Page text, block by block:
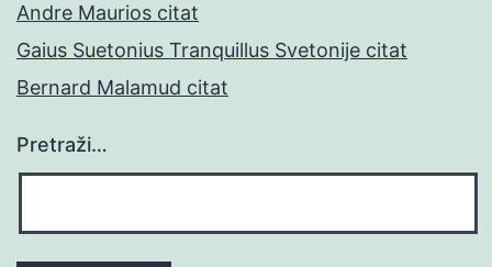
Andre Maurios citat
Gaius Suetonius Tranquillus Svetonije citat
Bernard Malamud citat
Pretraži…